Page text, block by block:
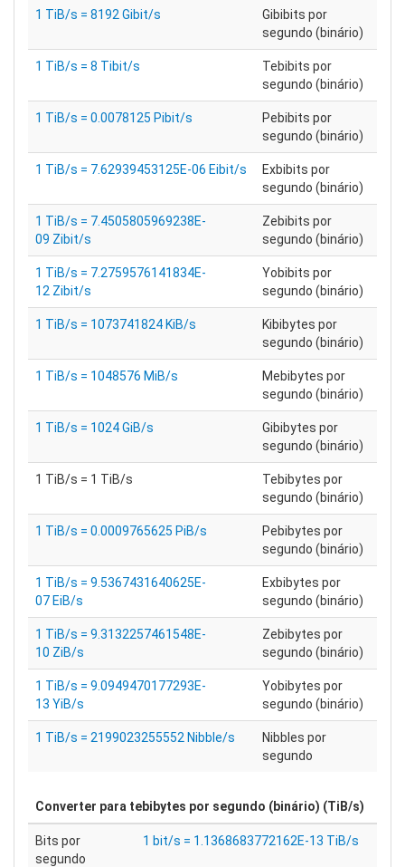
1 TiB/s = 8192 Gibit/s
Gibibits por
segundo (binário)
1 TiB/s = 8 Tibit/s
Tebibits por
segundo (binário)
1 TiB/s = 0.0078125 Pibit/s
Pebibits por
segundo (binário)
1 TiB/s = 7.62939453125E-06 Eibit/s
Exbibits por
segundo (binário)
1 TiB/s = 7.4505805969238E-
09 Zibit/s
Zebibits por
segundo (binário)
1 TiB/s = 7.2759576141834E-
12 Zibit/s
Yobibits por
segundo (binário)
1 TiB/s = 1073741824 KiB/s
Kibibytes por
segundo (binário)
1 TiB/s = 1048576 MiB/s
Mebibytes por
segundo (binário)
1 TiB/s = 1024 GiB/s
Gibibytes por
segundo (binário)
1 TiB/s = 1 TiB/s
Tebibytes por
segundo (binário)
1 TiB/s = 0.0009765625 PiB/s
Pebibytes por
segundo (binário)
1 TiB/s = 9.5367431640625E-
07 EiB/s
Exbibytes por
segundo (binário)
1 TiB/s = 9.3132257461548E-
10 ZiB/s
Zebibytes por
segundo (binário)
1 TiB/s = 9.0949470177293E-
13 YiB/s
Yobibytes por
segundo (binário)
1 TiB/s = 2199023255552 Nibble/s
Nibbles por
segundo
Converter para tebibytes por segundo (binário) (TiB/s)
Bits por
segundo
1 bit/s = 1.1368683772162E-13 TiB/s